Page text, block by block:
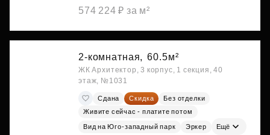
574 224 ₽ за м²
2-комнатная, 60.5м²
ЖК Архитектор, 3 корпус, 1 секция, 40
этаж, №1031
Сдана Скидка
Без отделки
Живите сейчас - платите потом
Вид на Юго-западный парк Эркер Ещё